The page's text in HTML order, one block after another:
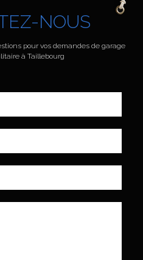
NOUS
pour vos demandes de garage
à Taillebourg